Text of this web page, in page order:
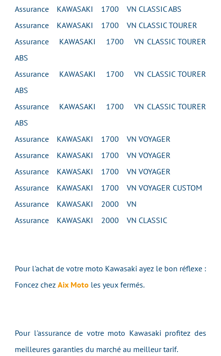
Assurance KAWASAKI 1700 VN CLASSIC ABS
Assurance KAWASAKI 1700 VN CLASSIC TOURER
Assurance KAWASAKI 1700 VN CLASSIC TOURER
ABS
Assurance KAWASAKI 1700 VN CLASSIC TOURER
ABS
Assurance KAWASAKI 1700 VN CLASSIC TOURER
ABS
Assurance KAWASAKI 1700 VN VOYAGER
Assurance KAWASAKI 1700 VN VOYAGER
Assurance KAWASAKI 1700 VN VOYAGER
Assurance KAWASAKI 1700 VN VOYAGER CUSTOM
Assurance KAWASAKI 2000 VN
Assurance KAWASAKI 2000 VN CLASSIC
Pour l'achat de votre moto Kawasaki ayez le bon réflexe :
Foncez chez Aix Moto les yeux fermés.
Pour l'assurance de votre moto Kawasaki profitez des
meilleures garanties du marché au meilleur tarif.